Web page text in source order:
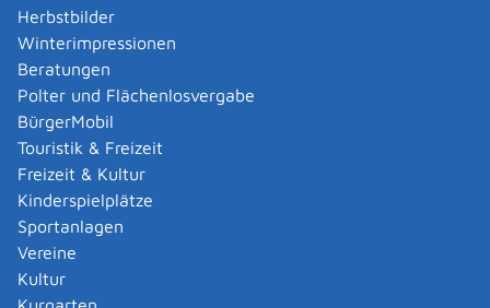
Herbstbilder
Winterimpressionen
Beratungen
Polter und Flächenlosvergabe
BürgerMobil
Touristik & Freizeit
Freizeit & Kultur
Kinderspielplätze
Sportanlagen
Vereine
Kultur
schnellstmöglich benachrichtigt.
Fristen
Sie können den Antrag bis spätestens 21 Tage vor der
Wahl stellen.
Erforderliche Unterlagen
Meldebescheinigung über Ihre Anmeldung in der
neuen Wohngemeinde